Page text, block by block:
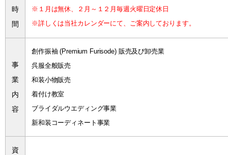
時
間
※１月は無休、２月～１２月毎週火曜日定休日
※詳しくは当社カレンダーにて、ご案内しております。
事
業
内
容
創作振袖 (Premium Furisode) 販売及び卸売業
呉服全般販売
和装小物販売
着付け教室
ブライダルウエディング事業
新和装コーディネート事業
資